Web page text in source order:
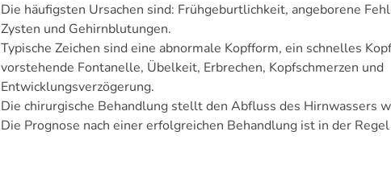
Die häufigsten Ursachen sind: Frühgeburtlichkeit, angeborene
Zysten und Gehirnblutungen.
Typische Zeichen sind eine abnormale Kopfform, ein schnelles
vorstehende Fontanelle, Übelkeit, Erbrechen, Kopfschmerzen und
Entwicklungsverzögerung.
Die chirurgische Behandlung stellt den Abfluss des Hirnwassers
Die Prognose nach einer erfolgreichen Behandlung ist in der